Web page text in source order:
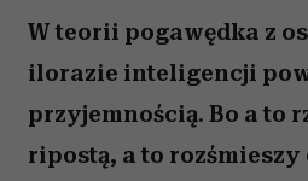
W teorii pogawędka z
ilorazie inteligencji
przyjemnością. Bo a to
ripostą, a to